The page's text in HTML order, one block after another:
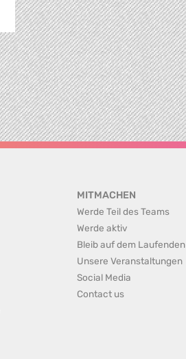
MITMACHEN
Werde Teil des Teams
Werde aktiv
Bleib auf dem Laufenden
Unsere Veranstaltungen
Social Media
Contact us